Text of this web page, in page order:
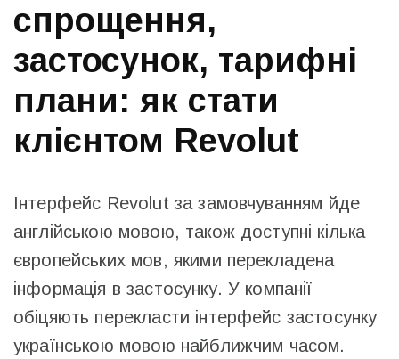
спрощення,
застосунок, тарифні
плани: як стати
клієнтом Revolut
Інтерфейс Revolut за замовчуванням йде
англійською мовою, також доступні кілька
європейських мов, якими перекладена
інформація в застосунку. У компанії
обіцяють перекласти інтерфейс застосунку
українською мовою найближчим часом.